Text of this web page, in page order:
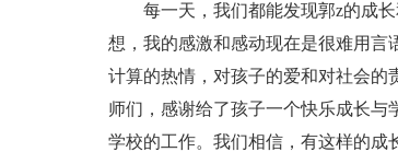
每一天，我们都能发现郭z的成
想，我的感激和感动现在是很难用言
计算的热情，对孩子的爱和对社会的
师们，感谢给了孩子一个快乐成长与
学校的工作。我们相信，有这样的成